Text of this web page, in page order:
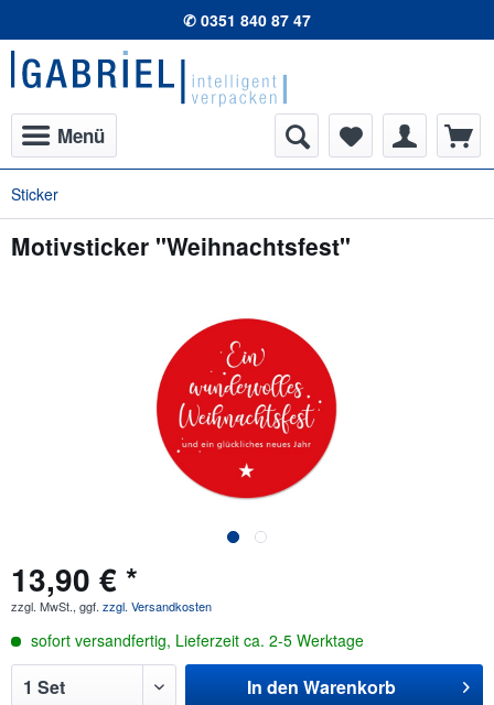
✆ 0351 840 87 47
Menü
Sticker
Motivsticker "Weihnachtsfest"
13,90 € *
zzgl. MwSt., ggf. zzgl. Versandkosten
sofort versandfertig, Lieferzeit ca. 2-5 Werktage
In den Warenkorb